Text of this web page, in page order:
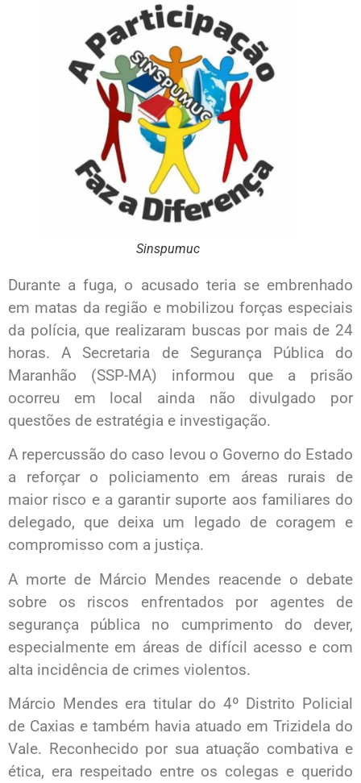
Sinspumuc
Durante a fuga, o acusado teria se embrenhado
em matas da região e mobilizou forças especiais
da polícia, que realizaram buscas por mais de 24
horas. A Secretaria de Segurança Pública do
Maranhão (SSP-MA) informou que a prisão
ocorreu em local ainda não divulgado por
questões de estratégia e investigação.
A repercussão do caso levou o Governo do Estado
a reforçar o policiamento em áreas rurais de
maior risco e a garantir suporte aos familiares do
delegado, que deixa um legado de coragem e
compromisso com a justiça.
A morte de Márcio Mendes reacende o debate
sobre os riscos enfrentados por agentes de
segurança pública no cumprimento do dever,
especialmente em áreas de difícil acesso e com
alta incidência de crimes violentos.
Márcio Mendes era titular do 4º Distrito Policial
de Caxias e também havia atuado em Trizidela do
Vale. Reconhecido por sua atuação combativa e
ética, era respeitado entre os colegas e querido